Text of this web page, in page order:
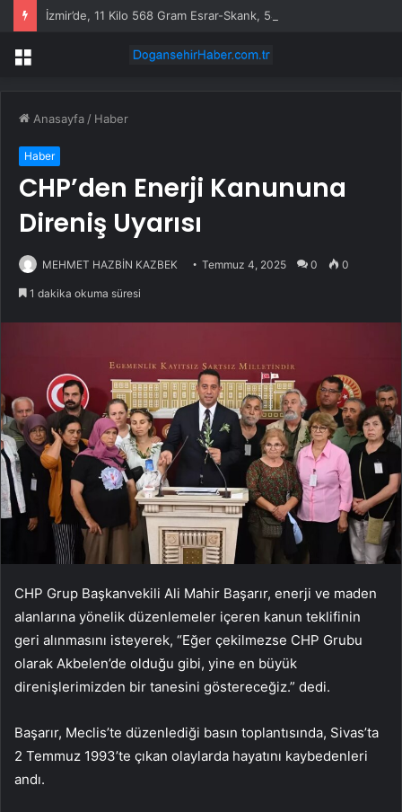
Menü
Anasayfa / Haber
Haber
CHP’den Enerji Kanununa
Direniş Uyarısı
MEHMET HAZBİN KAZBEK Temmuz 4, 2025 0 0
1 dakika okuma süresi
CHP Grup Başkanvekili Ali Mahir Başarır, enerji ve maden
alanlarına yönelik düzenlemeler içeren kanun teklifinin
geri alınmasını isteyerek, “Eğer çekilmezse CHP Grubu
olarak Akbelen’de olduğu gibi, yine en büyük
direnişlerimizden bir tanesini göstereceğiz.” dedi.
Başarır, Meclis’te düzenlediği basın toplantısında, Sivas’ta
2 Temmuz 1993’te çıkan olaylarda hayatını kaybedenleri
andı.